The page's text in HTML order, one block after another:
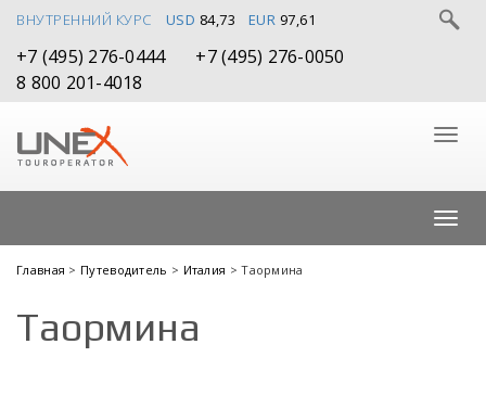
ВНУТРЕННИЙ КУРС USD 84,73 EUR 97,61
+7 (495) 276-0444
+7 (495) 276-0050
8 800 201-4018
Главная > Путеводитель > Италия > Таормина
Таормина